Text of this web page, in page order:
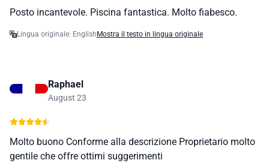
Posto incantevole. Piscina fantastica. Molto fiabesco.
Lingua originale: English Mostra il testo in lingua originale
Raphael
August 23
Molto buono Conforme alla descrizione Proprietario molto
gentile che offre ottimi suggerimenti